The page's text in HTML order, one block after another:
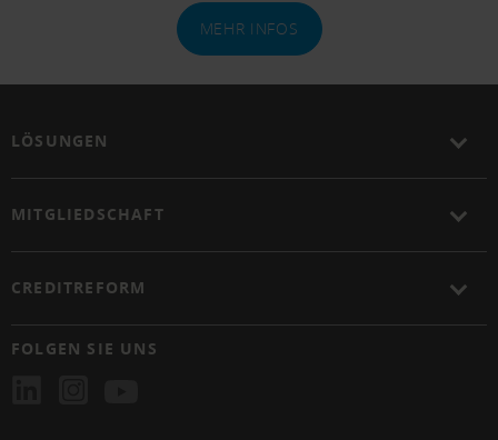
MEHR INFOS
LÖSUNGEN
MITGLIEDSCHAFT
CREDITREFORM
FOLGEN SIE UNS